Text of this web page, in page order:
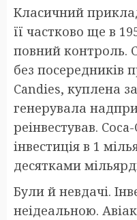
Класичний
її частково ще в
повний контроль.
без посередників
Candies, куплена
генерувала
реінвестував.
інвестиція в 1
десятками
Були й невдачі.
неідеальною.